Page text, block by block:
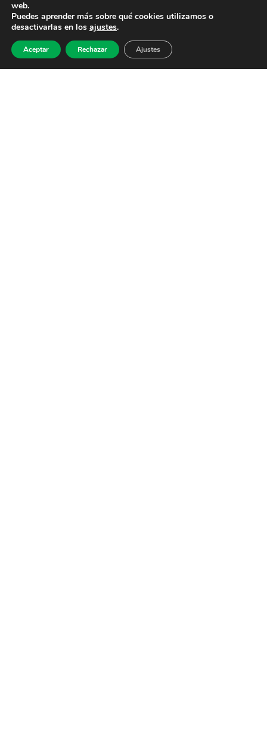
web.
Puedes aprender más sobre qué cookies utilizamos o
desactivarlas en los ajustes.
Aceptar Rechazar Ajustes